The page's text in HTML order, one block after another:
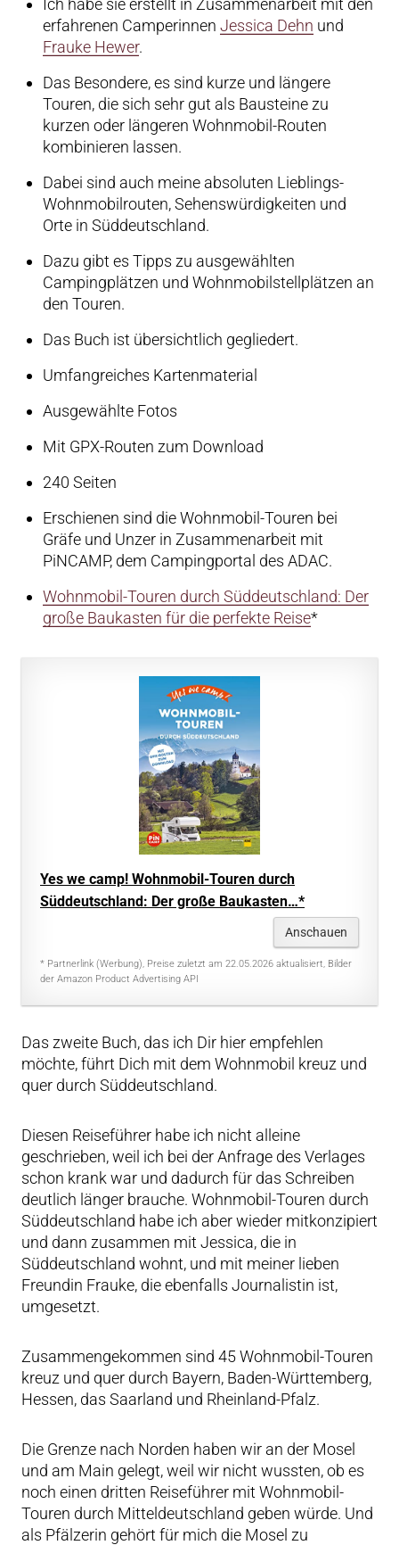
Ich habe sie erstellt in Zusammenarbeit mit den
erfahrenen Camperinnen Jessica Dehn und
Frauke Hewer.
Das Besondere, es sind kurze und längere
Touren, die sich sehr gut als Bausteine zu
kurzen oder längeren Wohnmobil-Routen
kombinieren lassen.
Dabei sind auch meine absoluten Lieblings-
Wohnmobilrouten, Sehenswürdigkeiten und
Orte in Süddeutschland.
Dazu gibt es Tipps zu ausgewählten
Campingplätzen und Wohnmobilstellplätzen an
den Touren.
Das Buch ist übersichtlich gegliedert.
Umfangreiches Kartenmaterial
Ausgewählte Fotos
Mit GPX-Routen zum Download
240 Seiten
Erschienen sind die Wohnmobil-Touren bei
Gräfe und Unzer in Zusammenarbeit mit
PiNCAMP, dem Campingportal des ADAC.
Wohnmobil-Touren durch Süddeutschland: Der
große Baukasten für die perfekte Reise*
Yes we camp! Wohnmobil-Touren durch
Süddeutschland: Der große Baukasten…*
Anschauen
* Partnerlink (Werbung), Preise zuletzt am 22.05.2026 aktualisiert, Bilder
der Amazon Product Advertising API
Das zweite Buch, das ich Dir hier empfehlen
möchte, führt Dich mit dem Wohnmobil kreuz und
quer durch Süddeutschland.
Diesen Reiseführer habe ich nicht alleine
geschrieben, weil ich bei der Anfrage des Verlages
schon krank war und dadurch für das Schreiben
deutlich länger brauche. Wohnmobil-Touren durch
Süddeutschland habe ich aber wieder mitkonzipiert
und dann zusammen mit Jessica, die in
Süddeutschland wohnt, und mit meiner lieben
Freundin Frauke, die ebenfalls Journalistin ist,
umgesetzt.
Zusammengekommen sind 45 Wohnmobil-Touren
kreuz und quer durch Bayern, Baden-Württemberg,
Hessen, das Saarland und Rheinland-Pfalz.
Die Grenze nach Norden haben wir an der Mosel
und am Main gelegt, weil wir nicht wussten, ob es
noch einen dritten Reiseführer mit Wohnmobil-
Touren durch Mitteldeutschland geben würde. Und
als Pfälzerin gehört für mich die Mosel zu